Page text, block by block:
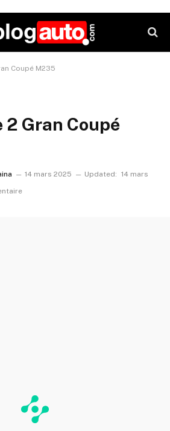
Coupé M235
2 Gran Coupé
14 mars 2025 Updated: 14 mars